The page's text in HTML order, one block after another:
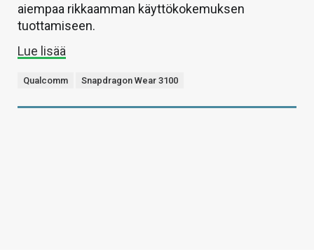
aiempaa rikkaamman käyttökokemuksen
tuottamiseen.
Lue lisää
Qualcomm Snapdragon Wear 3100